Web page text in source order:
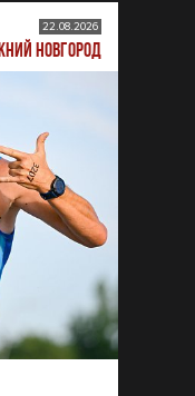
22.08.2026
НОВГОРОД